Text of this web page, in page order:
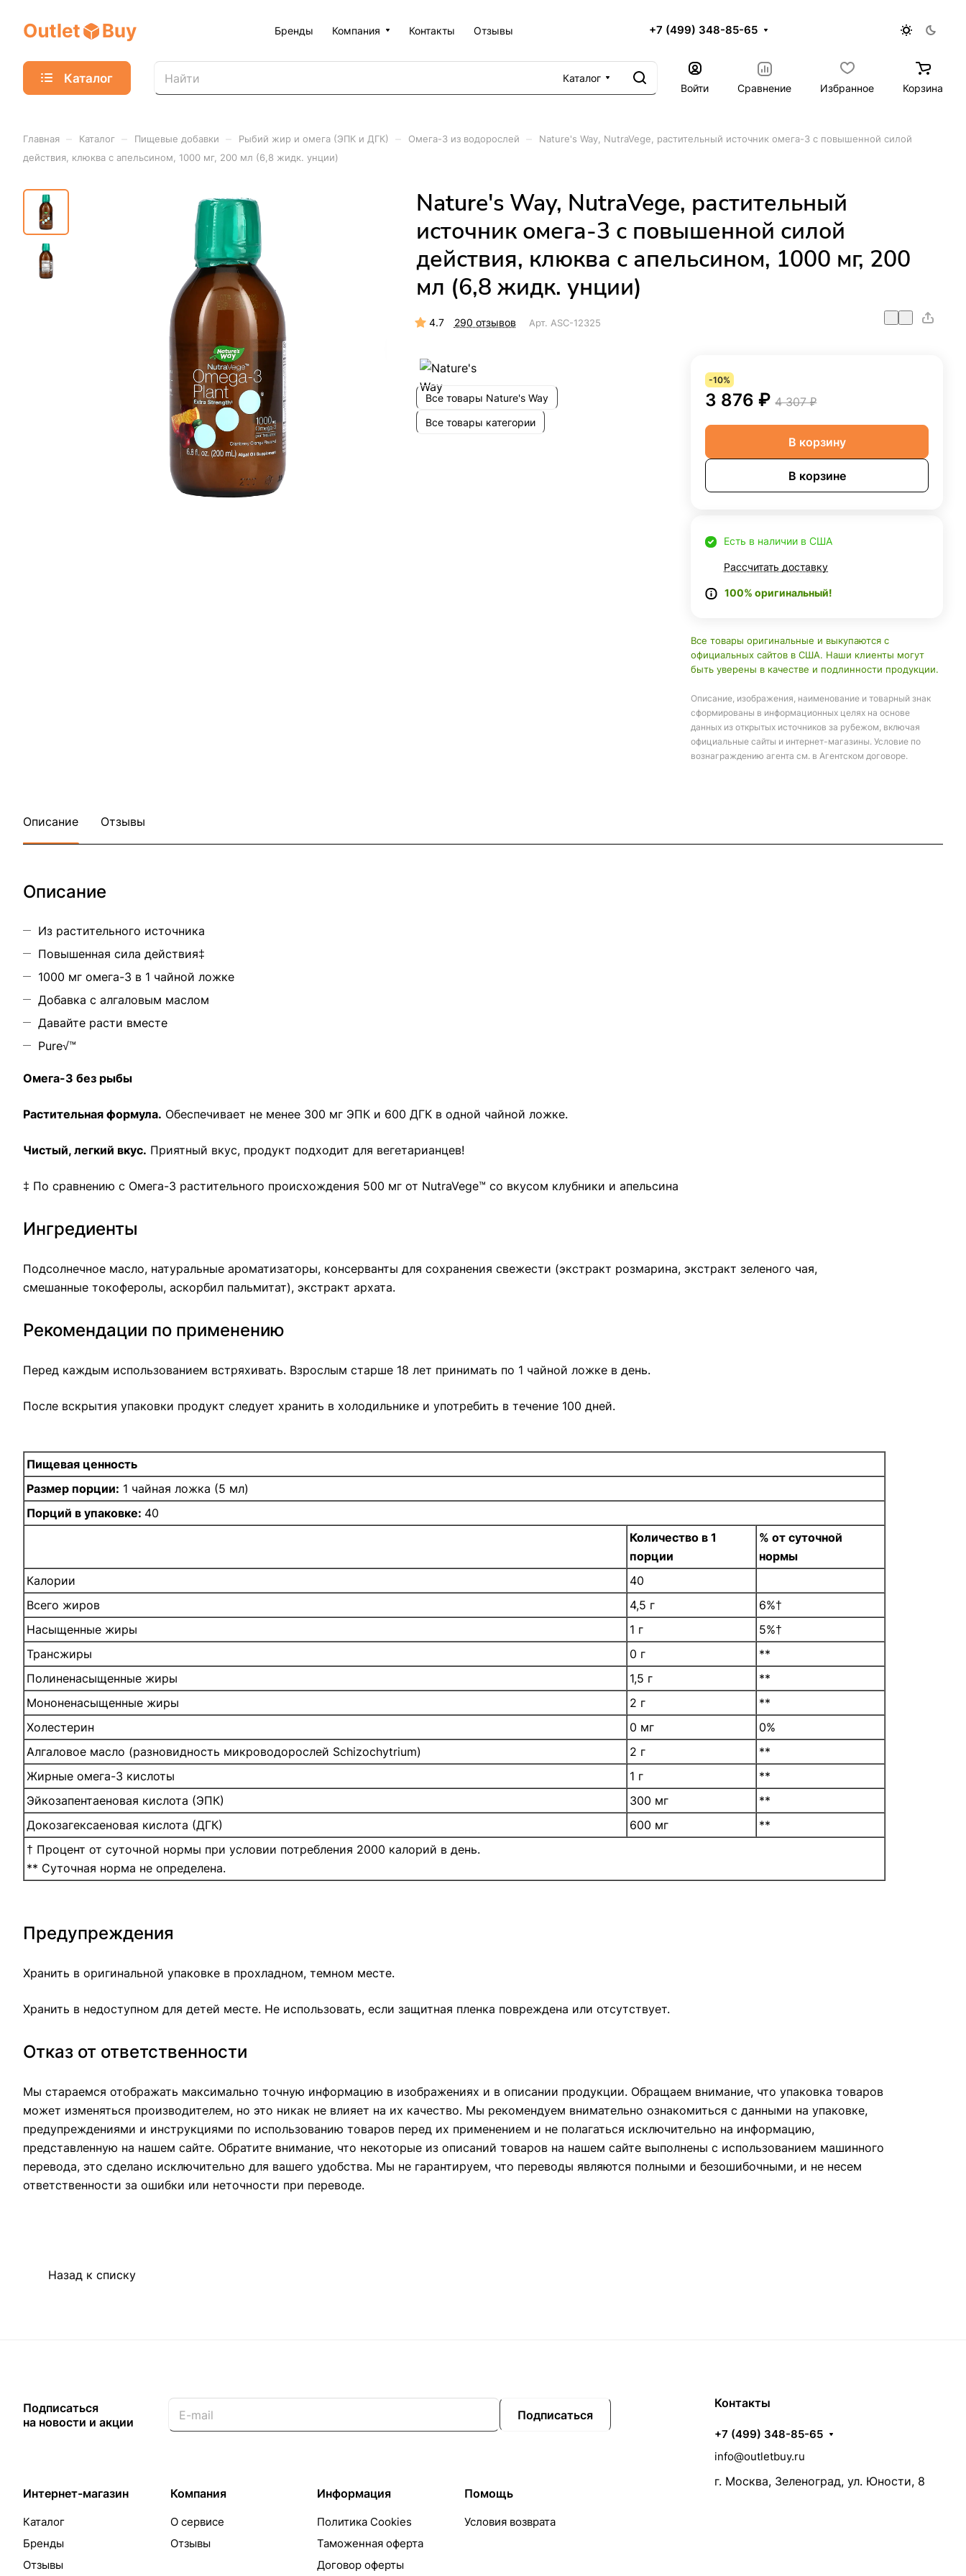
Бренды Компания Контакты Отзывы +7 (499) 348-85-65
Каталог
Каталог
Войти
Сравнение Избранное Корзина
Главная Каталог Пищевые добавки Рыбий жир и омега (ЭПК и ДГК) Омега-3 из водорослей
Nature's Way, NutraVege, растительный источник омега-3 с повышенной силой
действия, клюква с апельсином, 1000 мг, 200 мл (6,8 жидк. унции)
Nature's Way, NutraVege, растительный
источник омега-3 с повышенной силой
действия, клюква с апельсином, 1000 мг, 200
мл (6,8 жидк. унции)
4.7 290 отзывов Арт. ASC-12325
Все товары Nature's Way
Все товары категории
-10%
3 876 ₽ 4 307 ₽
В корзину
В корзине
Есть в наличии в США
Рассчитать доставку
100% оригинальный!
Все товары оригинальные и выкупаются с
официальных сайтов в США. Наши клиенты могут
быть уверены в качестве и подлинности продукции.
Описание, изображения, наименование и товарный знак
сформированы в информационных целях на основе
данных из открытых источников за рубежом, включая
официальные сайты и интернет-магазины. Условие по
вознаграждению агента см. в Агентском договоре.
Описание Отзывы
Описание
Из растительного источника
Повышенная сила действия‡
1000 мг омега-3 в 1 чайной ложке
Добавка с алгаловым маслом
Давайте расти вместе
Pure√™
Омега-3 без рыбы
Растительная формула. Обеспечивает не менее 300 мг ЭПК и 600 ДГК в одной чайной ложке.
Чистый, легкий вкус. Приятный вкус, продукт подходит для вегетарианцев!
‡ По сравнению с Омега-3 растительного происхождения 500 мг от NutraVege™ со вкусом клубники и апельсина
Ингредиенты
Подсолнечное масло, натуральные ароматизаторы, консерванты для сохранения свежести (экстракт розмарина, экстракт зеленого чая,
смешанные токоферолы, аскорбил пальмитат), экстракт архата.
Рекомендации по применению
Перед каждым использованием встряхивать. Взрослым старше 18 лет принимать по 1 чайной ложке в день.
После вскрытия упаковки продукт следует хранить в холодильнике и употребить в течение 100 дней.
Пищевая ценность
Размер порции: 1 чайная ложка (5 мл)
Порций в упаковке: 40
Количество в 1
порции
% от суточной
нормы
Калории
40
Всего жиров
4,5 г
6%†
Насыщенные жиры
1 г
5%†
Трансжиры
0 г
**
Полиненасыщенные жиры
1,5 г
**
Мононенасыщенные жиры
2 г
**
Холестерин
0 мг
0%
Алгаловое масло (разновидность микроводорослей Schizochytrium)
2 г
**
Жирные омега-3 кислоты
1 г
**
Эйкозапентаеновая кислота (ЭПК)
300 мг
**
Докозагексаеновая кислота (ДГК)
600 мг
**
† Процент от суточной нормы при условии потребления 2000 калорий в день.
** Суточная норма не определена.
Предупреждения
Хранить в оригинальной упаковке в прохладном, темном месте.
Хранить в недоступном для детей месте. Не использовать, если защитная пленка повреждена или отсутствует.
Отказ от ответственности
Мы стараемся отображать максимально точную информацию в изображениях и в описании продукции. Обращаем внимание, что упаковка товаров
может изменяться производителем, но это никак не влияет на их качество. Мы рекомендуем внимательно ознакомиться с данными на упаковке,
предупреждениями и инструкциями по использованию товаров перед их применением и не полагаться исключительно на информацию,
представленную на нашем сайте. Обратите внимание, что некоторые из описаний товаров на нашем сайте выполнены с использованием машинного
перевода, это сделано исключительно для вашего удобства. Мы не гарантируем, что переводы являются полными и безошибочными, и не несем
ответственности за ошибки или неточности при переводе.
Назад к списку
Подписаться
на новости и акции
Подписаться
Интернет-магазин
Каталог
Бренды
Отзывы
Компания
О сервисе
Отзывы
Информация
Политика Cookies
Таможенная оферта
Договор оферты
Помощь
Условия возврата
Контакты
+7 (499) 348-85-65
info@outletbuy.ru
г. Москва, Зеленоград, ул. Юности, 8